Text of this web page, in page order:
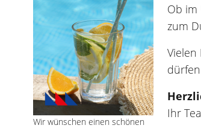
Wir wünschen einen schönen
Ob im
zum
Ihr